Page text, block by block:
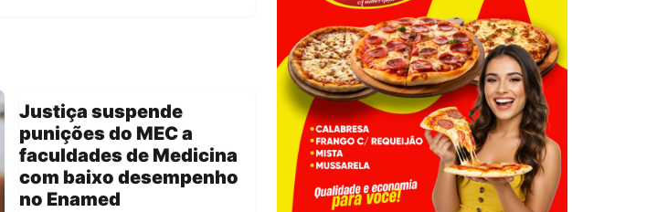
Justiça suspende
punições do MEC a
faculdades de Medicina
com baixo desempenho
no Enamed